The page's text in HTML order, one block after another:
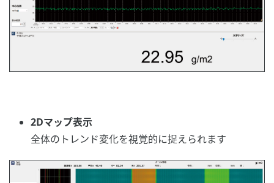
2Dマップ表示
全体のトレンド変化を視覚的に捉えられます